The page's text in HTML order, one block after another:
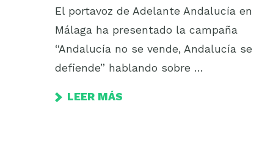
El portavoz de Adelante Andalucía en
Málaga ha presentado la campaña
“Andalucía no se vende, Andalucía se
defiende” hablando sobre …
LEER MÁS